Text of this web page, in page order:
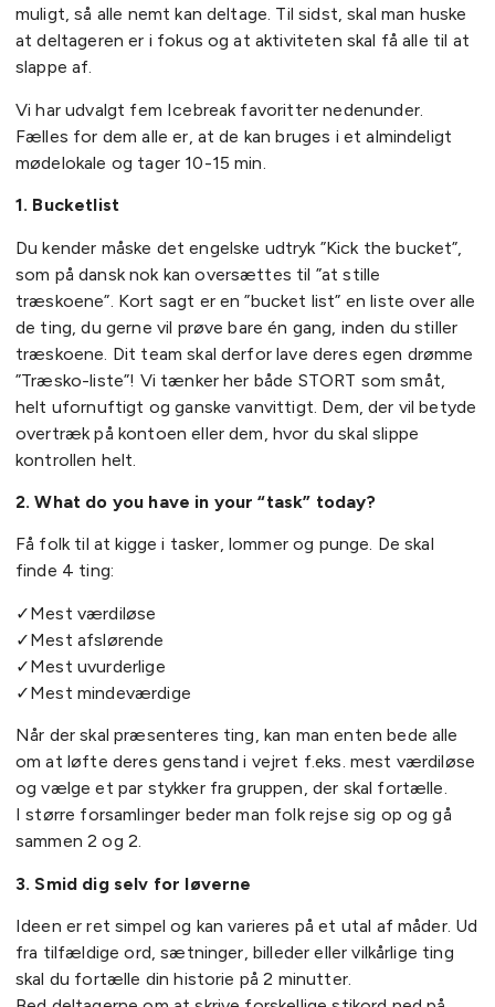
muligt, så alle nemt kan deltage. Til sidst, skal man huske
at deltageren er i fokus og at aktiviteten skal få alle til at
slappe af.
Vi har udvalgt fem Icebreak favoritter nedenunder.
Fælles for dem alle er, at de kan bruges i et almindeligt
mødelokale og tager 10-15 min.
1. Bucketlist
Du kender måske det engelske udtryk ”Kick the bucket”,
som på dansk nok kan oversættes til ”at stille
træskoene”. Kort sagt er en ”bucket list” en liste over alle
de ting, du gerne vil prøve bare én gang, inden du stiller
træskoene. Dit team skal derfor lave deres egen drømme
”Træsko-liste”! Vi tænker her både STORT som småt,
helt ufornuftigt og ganske vanvittigt. Dem, der vil betyde
overtræk på kontoen eller dem, hvor du skal slippe
kontrollen helt.
2. What do you have in your “task” today?
Få folk til at kigge i tasker, lommer og punge. De skal
finde 4 ting:
✓Mest værdiløse
✓Mest afslørende
✓Mest uvurderlige
✓Mest mindeværdige
Når der skal præsenteres ting, kan man enten bede alle
om at løfte deres genstand i vejret f.eks. mest værdiløse
og vælge et par stykker fra gruppen, der skal fortælle.
I større forsamlinger beder man folk rejse sig op og gå
sammen 2 og 2.
3. Smid dig selv for løverne
Ideen er ret simpel og kan varieres på et utal af måder. Ud
fra tilfældige ord, sætninger, billeder eller vilkårlige ting
skal du fortælle din historie på 2 minutter.